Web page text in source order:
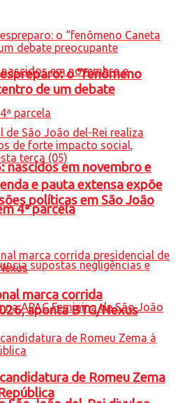
nascidos em novembro e
4ª parcela
o “fenômeno
de um debate
e pauta extensa expõe
políticas em São João
marca corrida
aponta BTG/Nexus
de Romeu Zema